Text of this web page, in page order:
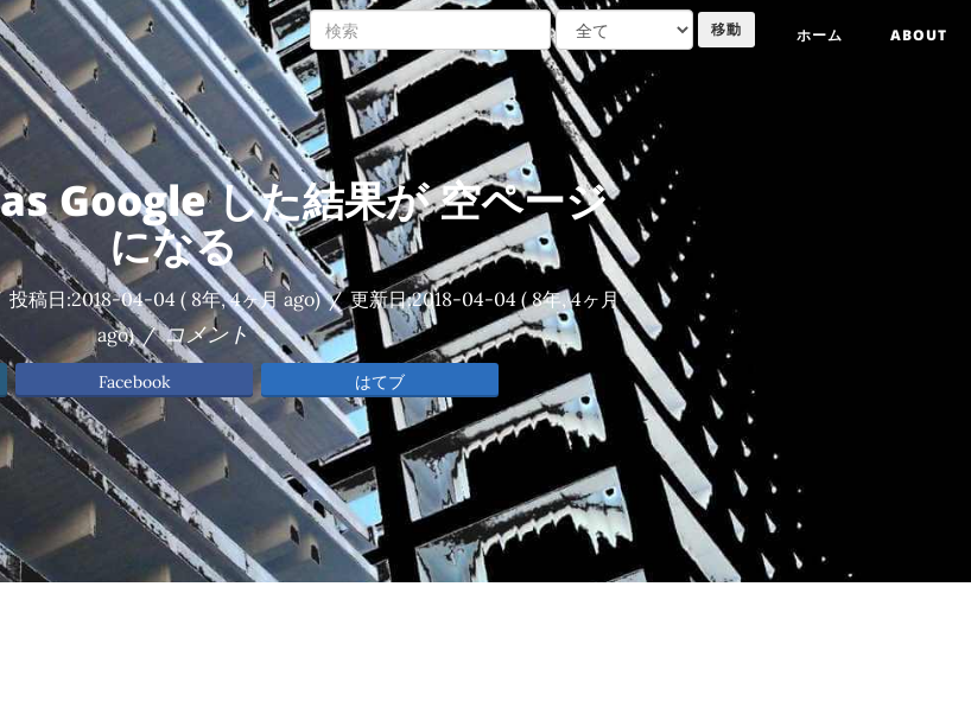
ホーム ABOUT
Google した結果が 空ページ
になる
投稿日:2018-04-04 ( 8年, 4ヶ月 ago) / 更新日:2018-04-04 ( 8年, 4ヶ月
ago) / コメント
Facebook はてブ